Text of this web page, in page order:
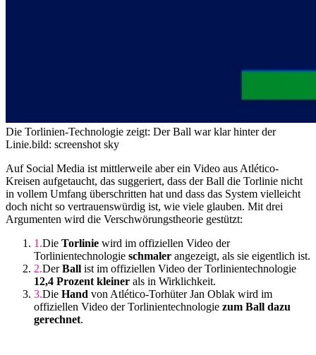
Die Torlinien-Technologie zeigt: Der Ball war klar hinter der
Linie.bild: screenshot sky
Auf Social Media ist mittlerweile aber ein Video aus Atlético-
Kreisen aufgetaucht, das suggeriert, dass der Ball die Torlinie nicht
in vollem Umfang überschritten hat und dass das System vielleicht
doch nicht so vertrauenswürdig ist, wie viele glauben. Mit drei
Argumenten wird die Verschwörungstheorie gestützt:
Die Torlinie wird im offiziellen Video der
Torlinientechnologie schmaler angezeigt, als sie eigentlich ist.
DerBall ist im offiziellen Video der Torlinientechnologie
12,4 Prozent kleiner als in Wirklichkeit.
Die Hand von Atlético-Torhüter Jan Oblak wird im
offiziellen Video der Torlinientechnologie zum Ball dazu
gerechnet.